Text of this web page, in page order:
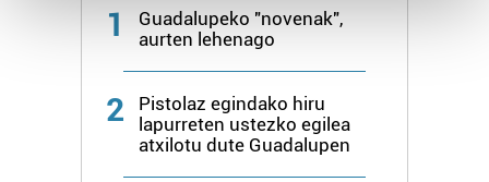
and set your preferences in thedetails section
teknologia erabiliz, cookieak adibidez, iragarki eta eduki
pertsonalizatuak eskaintzeko, iragarkiak eta edukia
1
Guadalupeko "novenak",
aurten lehenago
2
Pistolaz egindako hiru
lapurreten ustezko egilea
atxilotu dute Guadalupen